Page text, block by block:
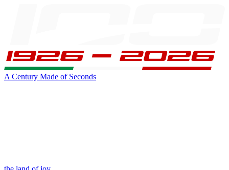
A Century Made of Seconds